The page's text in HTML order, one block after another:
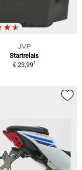
JMP
Startrelais
€ 23,991